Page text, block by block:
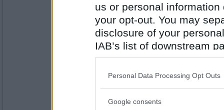
us or personal
your opt-out. You may
disclosure of your
IAB’s list of downstream
also be disclosed by us
Downstream Participants
Please note that this
Personal Data Processing Opt Outs
Google consents
Antall innlegg:
Tror du det er et marked for
til bruk i travle gågater?
ikke noe å gjøre i middagsmaten.
å kjøpe de, og bruke de, var en